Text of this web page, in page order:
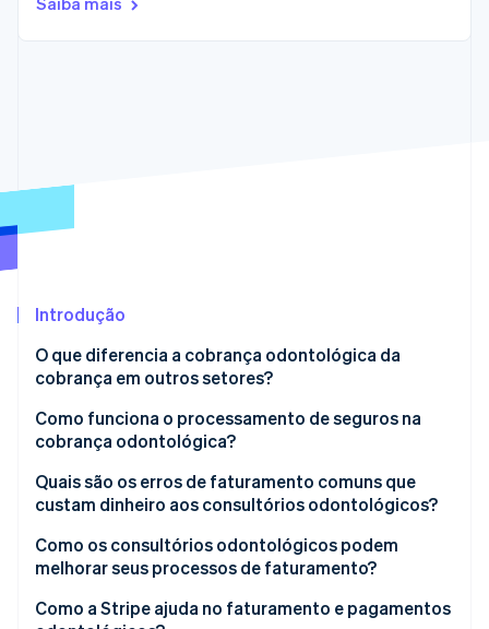
Veja o que está chegando
Radar
Verificação de identidade
Stripe Sessions 2026
Veja como a Stripe está construindo a infraestrutura
Introdução
O que diferencia a cobrança odontológica da
cobrança em outros setores?
Códigos diferentes
Seguros diferentes
Mais pré-autorizações
Como funciona o processamento de seguros na
cobrança odontológica?
Verificação do seguro
Análise do seguro
Cobrança de pacientes
Quais são os erros de faturamento comuns que
custam dinheiro aos consultórios odontológicos?
Códigos incorretos ou incompletos
Falta de documentação
Como os consultórios odontológicos podem
melhorar seus processos de faturamento?
Use automação e softwares para minimizar erros
Como a Stripe ajuda no faturamento e pagamentos